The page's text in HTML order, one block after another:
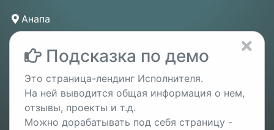
Анапа
Подсказка по демо
Это страница-лендинг Исполнителя.
На ней выводится общая информация о нем,
отзывы, проекты и т.д.
Можно дорабатывать под себя страницу -